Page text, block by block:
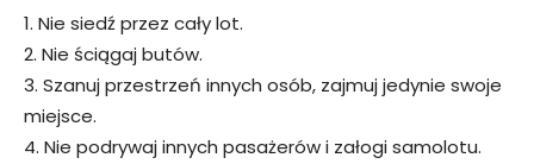
1. Nie siedź przez cały lot.
2. Nie ściągaj butów.
3. Szanuj przestrzeń innych osób, zajmuj jedynie swoje
miejsce.
4. Nie podrywaj innych pasażerów i załogi samolotu.